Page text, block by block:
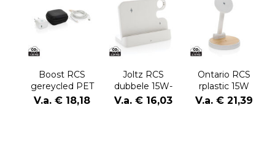
Boost RCS
gereycled PET
20W type C 2-
V.a. € 18,18
Joltz RCS
dubbele 15W-
oplader van
gerecycled
V.a. € 16,03
Ontario RCS
rplastic 15W
magnetische 2
in 1 lader
V.a. € 21,39